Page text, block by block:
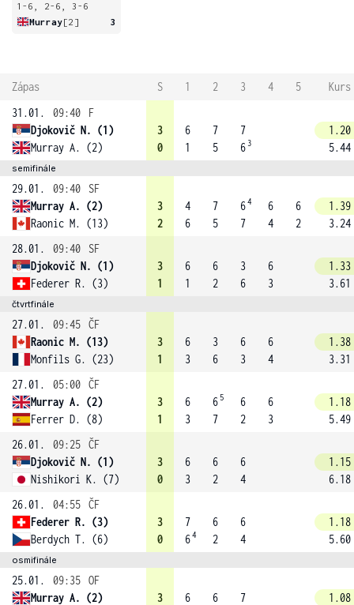
1-6, 2-6, 3-6
Murray[2] 3
Zápas S 1 2 3 4 5
Kurs
31.01.
09:40
F
Djokovič N. (1)
Murray A. (2)
3
0
6
1
7
5
7
6 3
1.20
5.44
semifinále
29.01. 09:40
SF
Murray A. (2)
Raonic M. (13)
3
2
4
6
7
5
64
7
6
4
6
2
1.39
3.24
28.01.
09:40
SF
Djokovič N. (1)
Federer R. (3)
3
1
6
1
6
2
3
6
6
3
1.33
3.61
čtvrtfinále
27.01. 09:45 ČF
Raonic M. (13)
Monfils G. (23)
3
1
6
3
3
6
6
3
6
4
1.38
3.31
27.01.
05:00 ČF
Murray A. (2)
Ferrer D. (8)
3
1
6
3
6 5
7
6
2
6
3
1.18
5.49
26.01.
09:25 ČF
Djokovič N. (1)
Nishikori K. (7)
3
0
6
3
6
2
6
4
1.15
6.18
26.01.
04:55 ČF
Federer R. (3)
Berdych T. (6)
3
0
7
64
6
2
6
4
1.18
5.60
osmifinále
25.01. 09:35 OF
Murray A. (2)
3
6
6
7
1.08